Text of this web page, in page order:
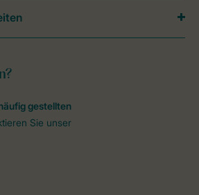
gestellten
Sie unser